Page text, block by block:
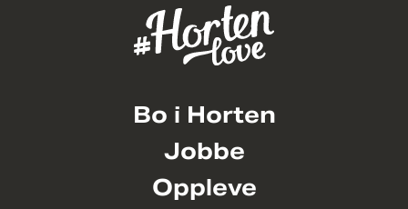
Bo i Horten
Jobbe
Oppleve